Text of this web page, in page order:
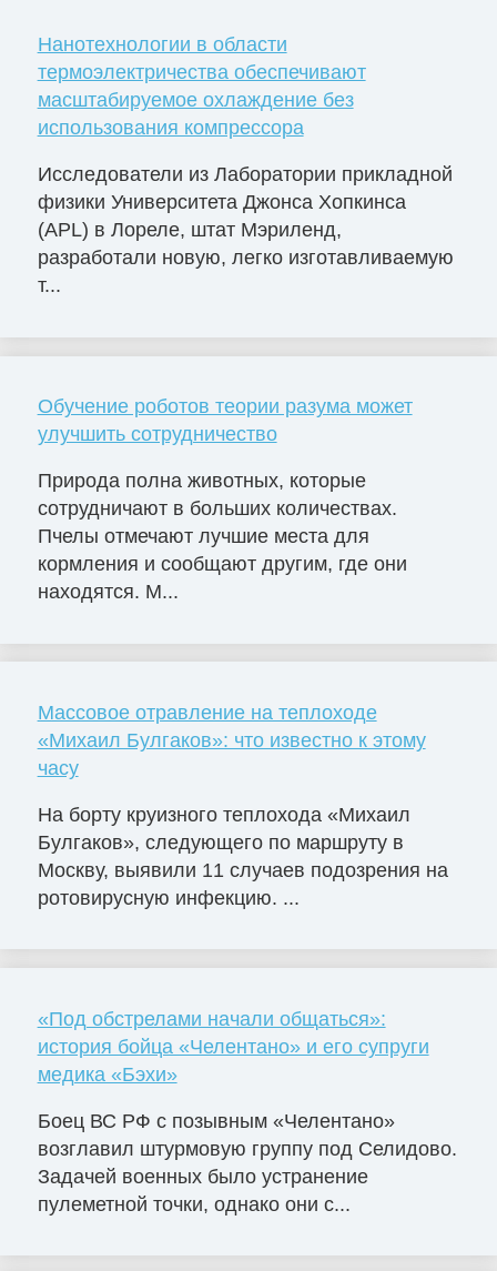
Нанотехнологии в области
термоэлектричества обеспечивают
масштабируемое охлаждение без
использования компрессора
Исследователи из Лаборатории прикладной
физики Университета Джонса Хопкинса
(APL) в Лореле, штат Мэриленд,
разработали новую, легко изготавливаемую
т...
Обучение роботов теории разума может
улучшить сотрудничество
Природа полна животных, которые
сотрудничают в больших количествах.
Пчелы отмечают лучшие места для
кормления и сообщают другим, где они
находятся. М...
Массовое отравление на теплоходе
«Михаил Булгаков»: что известно к этому
часу
На борту круизного теплохода «Михаил
Булгаков», следующего по маршруту в
Москву, выявили 11 случаев подозрения на
ротовирусную инфекцию. ...
«Под обстрелами начали общаться»:
история бойца «Челентано» и его супруги
медика «Бэхи»
Боец ВС РФ с позывным «Челентано»
возглавил штурмовую группу под Селидово.
Задачей военных было устранение
пулеметной точки, однако они с...